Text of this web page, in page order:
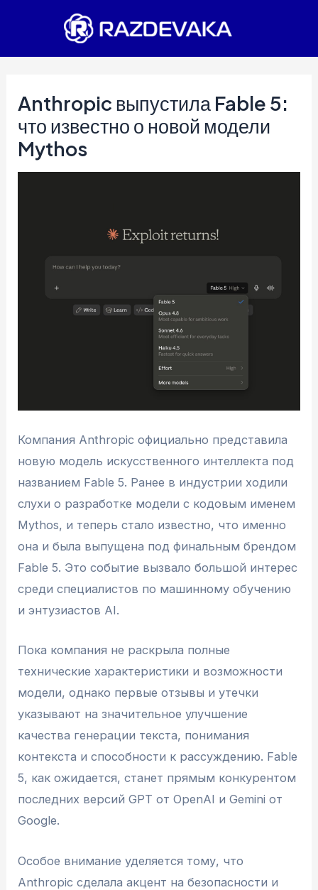
Anthropic выпустила Fable 5:
что известно о новой модели
Mythos
Компания Anthropic официально представила
новую модель искусственного интеллекта под
названием Fable 5. Ранее в индустрии ходили
слухи о разработке модели с кодовым именем
Mythos, и теперь стало известно, что именно
она и была выпущена под финальным брендом
Fable 5. Это событие вызвало большой интерес
среди специалистов по машинному обучению
и энтузиастов AI.
Пока компания не раскрыла полные
технические характеристики и возможности
модели, однако первые отзывы и утечки
указывают на значительное улучшение
качества генерации текста, понимания
контекста и способности к рассуждению. Fable
5, как ожидается, станет прямым конкурентом
последних версий GPT от OpenAI и Gemini от
Google.
Особое внимание уделяется тому, что
Anthropic сделала акцент на безопасности и